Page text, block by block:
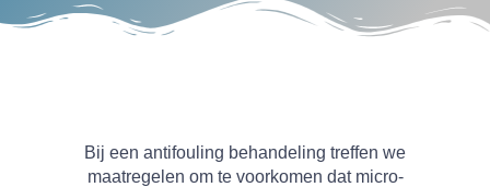
Bij een antifouling behandeling treffen we
maatregelen om te voorkomen dat micro-